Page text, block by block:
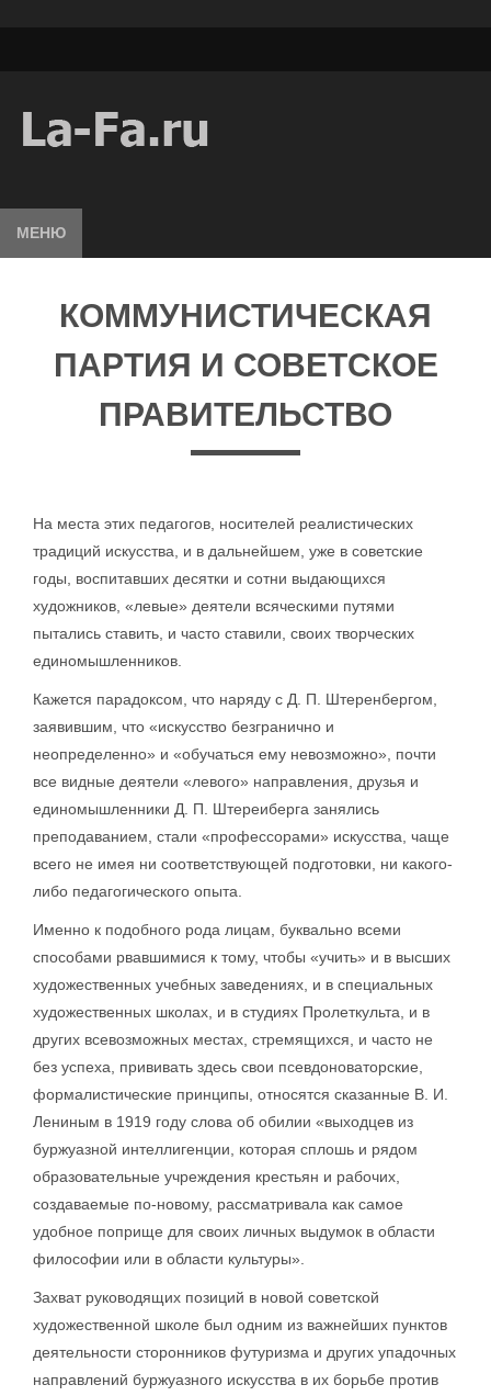
МЕНЮ
КОММУНИСТИЧЕСКАЯ
ПАРТИЯ И СОВЕТСКОЕ
ПРАВИТЕЛЬСТВО
На места этих педагогов, носителей реалистических
традиций искусства, и в дальнейшем, уже в советские
годы, воспитавших десятки и сотни выдающихся
художников, «левые» деятели всяческими путями
пытались ставить, и часто ставили, своих творческих
единомышленников.
Кажется парадоксом, что наряду с Д. П. Штеренбергом,
заявившим, что «искусство безгранично и
неопределенно» и «обучаться ему невозможно», почти
все видные деятели «левого» направления, друзья и
единомышленники Д. П. Штереиберга занялись
преподаванием, стали «профессорами» искусства, чаще
всего не имея ни соответствующей подготовки, ни какого-
либо педагогического опыта.
Именно к подобного рода лицам, буквально всеми
способами рвавшимися к тому, чтобы «учить» и в высших
художественных учебных заведениях, и в специальных
художественных школах, и в студиях Пролеткульта, и в
других всевозможных местах, стремящихся, и часто не
без успеха, прививать здесь свои псевдоноваторские,
формалистические принципы, относятся сказанные В. И.
Лениным в 1919 году слова об обилии «выходцев из
буржуазной интеллигенции, которая сплошь и рядом
образовательные учреждения крестьян и рабочих,
создаваемые по-новому, рассматривала как самое
удобное поприще для своих личных выдумок в области
философии или в области культуры».
Захват руководящих позиций в новой советской
художественной школе был одним из важнейших пунктов
деятельности сторонников футуризма и других упадочных
направлений буржуазного искусства в их борьбе против